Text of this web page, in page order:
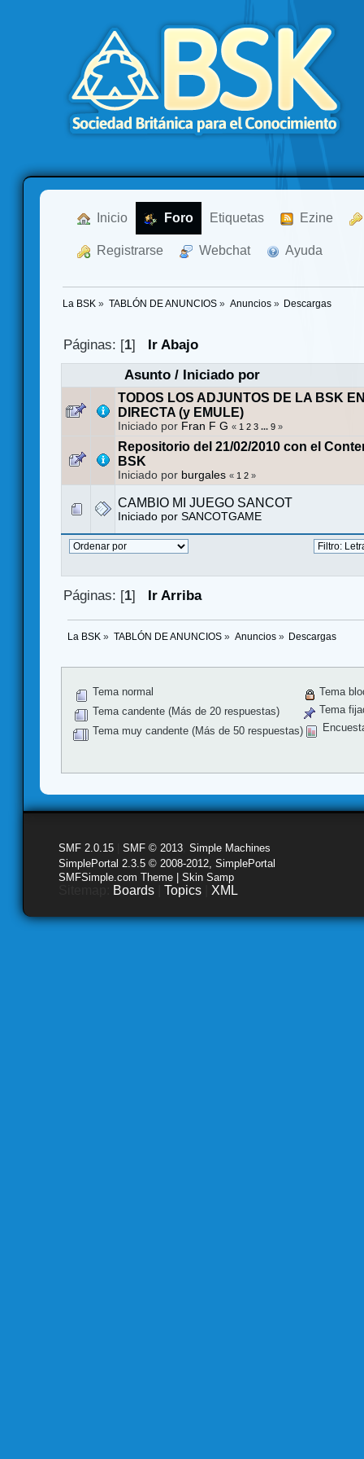
Inicio Foro Etiquetas Ezine
Registrarse Webchat Ayuda
La BSK » TABLÓN DE ANUNCIOS» Anuncios» Descargas
Páginas: [1]
Ir Abajo
Asunto/ Iniciado por
TODOS LOS ADJUNTOS DE LA BSK
DIRECTA (y EMULE)
Iniciado por Fran F G « 1 2 3 ... 9 »
Repositorio del 21/02/2010 con el
BSK
Iniciado por burgales « 1 2 »
CAMBIO MI JUEGO SANCOT
Iniciado por SANCOTGAME
Páginas: [1] Ir Arriba
La BSK » TABLÓN DE ANUNCIOS» Anuncios» Descargas
Tema normal
Tema candente (Más de 20 respuestas)
Tema muy candente (Más de 50 respuestas)
Tema
Tema
SMF 2.0.15 SMF © 2013 Simple Machines
SimplePortal 2.3.5 © 2008-2012, SimplePortal
SMFSimple.com Theme | Skin Samp
Boards Topics XML